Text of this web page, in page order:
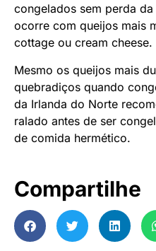
congelados sem perda
ocorre com queijos mais
cottage ou cream cheese.
Mesmo os queijos mais
quebradiços quando
da Irlanda do Norte
ralado antes de ser
de comida hermético.
Compartilhe